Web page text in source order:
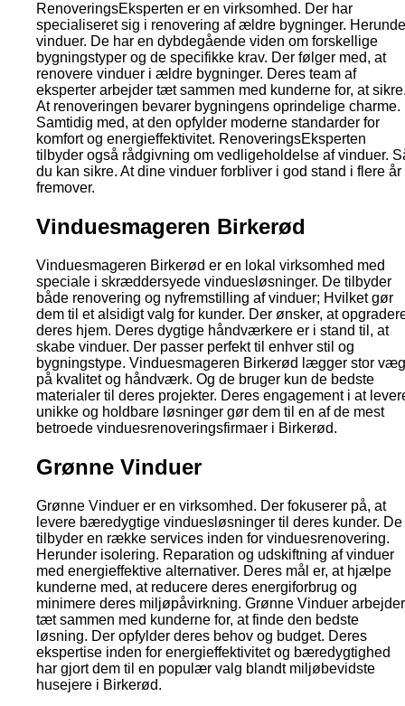
RenoveringsEksperten er en virksomhed. Der har
specialiseret sig i renovering af ældre bygninger.
vinduer. De har en dybdegående viden om forskellige
bygningstyper og de specifikke krav. Der følger med, at
renovere vinduer i ældre bygninger. Deres team af
eksperter arbejder tæt sammen med kunderne for, at
At renoveringen bevarer bygningens oprindelige charme.
Samtidig med, at den opfylder moderne standarder for
komfort og energieffektivitet. RenoveringsEksperten
tilbyder også rådgivning om vedligeholdelse af vinduer.
du kan sikre. At dine vinduer forbliver i god stand i flere år
fremover.
Vinduesmageren Birkerød
Vinduesmageren Birkerød er en lokal virksomhed med
speciale i skræddersyede vinduesløsninger. De tilbyder
både renovering og nyfremstilling af vinduer; Hvilket gør
dem til et alsidigt valg for kunder. Der ønsker, at
deres hjem. Deres dygtige håndværkere er i stand til, at
skabe vinduer. Der passer perfekt til enhver stil og
bygningstype. Vinduesmageren Birkerød lægger stor
på kvalitet og håndværk. Og de bruger kun de bedste
materialer til deres projekter. Deres engagement i at
unikke og holdbare løsninger gør dem til en af de mest
betroede vinduesrenoveringsfirmaer i Birkerød.
Grønne Vinduer
Grønne Vinduer er en virksomhed. Der fokuserer på, at
levere bæredygtige vinduesløsninger til deres kunder. De
tilbyder en række services inden for vinduesrenovering.
Herunder isolering. Reparation og udskiftning af vinduer
med energieffektive alternativer. Deres mål er, at hjælpe
kunderne med, at reducere deres energiforbrug og
minimere deres miljøpåvirkning. Grønne Vinduer arbejder
tæt sammen med kunderne for, at finde den bedste
løsning. Der opfylder deres behov og budget. Deres
ekspertise inden for energieffektivitet og bæredygtighed
har gjort dem til en populær valg blandt miljøbevidste
husejere i Birkerød.